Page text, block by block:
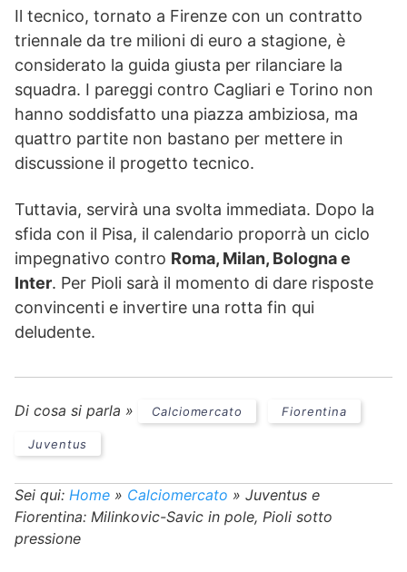
Il tecnico, tornato a Firenze con un contratto
triennale da tre milioni di euro a stagione, è
considerato la guida giusta per rilanciare la
squadra. I pareggi contro Cagliari e Torino non
hanno soddisfatto una piazza ambiziosa, ma
quattro partite non bastano per mettere in
discussione il progetto tecnico.
Tuttavia, servirà una svolta immediata. Dopo la
sfida con il Pisa, il calendario proporrà un ciclo
impegnativo contro Roma, Milan, Bologna e
Inter. Per Pioli sarà il momento di dare risposte
convincenti e invertire una rotta fin qui
deludente.
Di cosa si parla » Calciomercato Fiorentina
Juventus
Sei qui: Home » Calciomercato » Juventus e
Fiorentina: Milinkovic-Savic in pole, Pioli sotto
pressione